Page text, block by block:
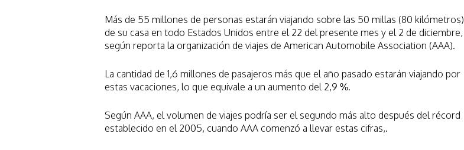
Más de 55 millones de personas estarán viajando sobre las 50 millas (80 kilómetros)
de su casa en todo Estados Unidos entre el 22 del presente mes y el 2 de diciembre,
según reporta la organización de viajes de American Automobile Association (AAA).
La cantidad de 1,6 millones de pasajeros más que el año pasado estarán viajando por
estas vacaciones, lo que equivale a un aumento del 2,9 %.
Según AAA, el volumen de viajes podría ser el segundo más alto después del récord
establecido en el 2005, cuando AAA comenzó a llevar estas cifras,.